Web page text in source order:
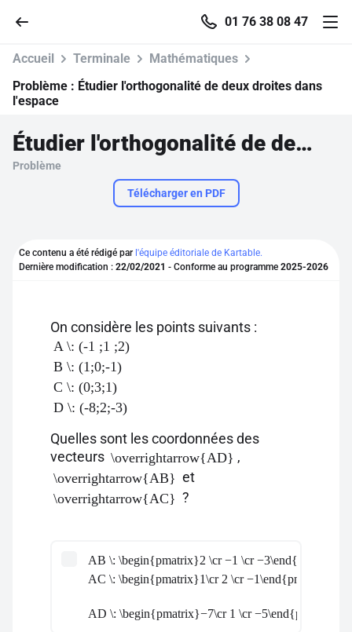
01 76 38 08 47
Parcourir
Se connecter
Pour profiter de 10 contenus offerts.
Accueil Terminale
Mathématiques
Problème : Étudier l'orthogonalité de deux droites dans
l'espace
Étudier l'orthogonalité de deux droites dans l'espace
Problème
Télécharger en PDF
Ce contenu a été rédigé par l'équipe éditoriale de Kartable.
Dernière modification : 22/02/2021 - Conforme au programme 2025-2026
On considère les points suivants :
A \: (-1 ;1 ;2)
B \: (1;0;-1)
C \: (0;3;1)
D \: (-8;2;-3)
Quelles sont les coordonnées des
vecteurs \overrightarrow{AD} ,
\overrightarrow{AB} et
\overrightarrow{AC} ?
AB \: \begin{pmatrix}2 \cr −1 \cr −3\end{pmatrix}
AC \: \begin{pmatrix}1\cr 2 \cr −1\end{pmatrix}
AD \: \begin{pmatrix}−7\cr 1 \cr −5\end{pmatrix}